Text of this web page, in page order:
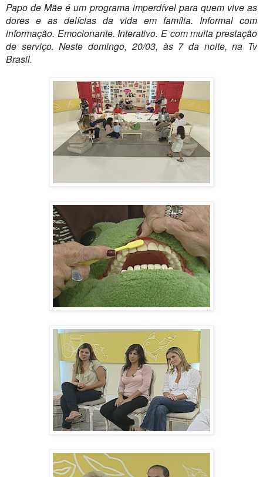
Papo de Mãe é um programa imperdível para quem vive as
dores e as delícias da vida em família. Informal com
informação. Emocionante. Interativo. E com muita prestação
de serviço. Neste domingo, 20/03, às 7 da noite, na Tv
Brasil.